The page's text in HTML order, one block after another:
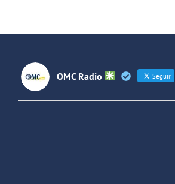
OMC Radio Seguir